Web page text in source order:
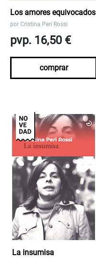
Los amores equivocados
por Cristina Peri Rossi
pvp. 16,50 €
comprar
La insumisa